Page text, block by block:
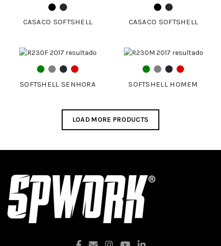
CASACO SOFTSHELL CASACO SOFTSHELL
SOFTSHELL SENHORA SOFTSHELL HOMEM
LOAD MORE PRODUCTS